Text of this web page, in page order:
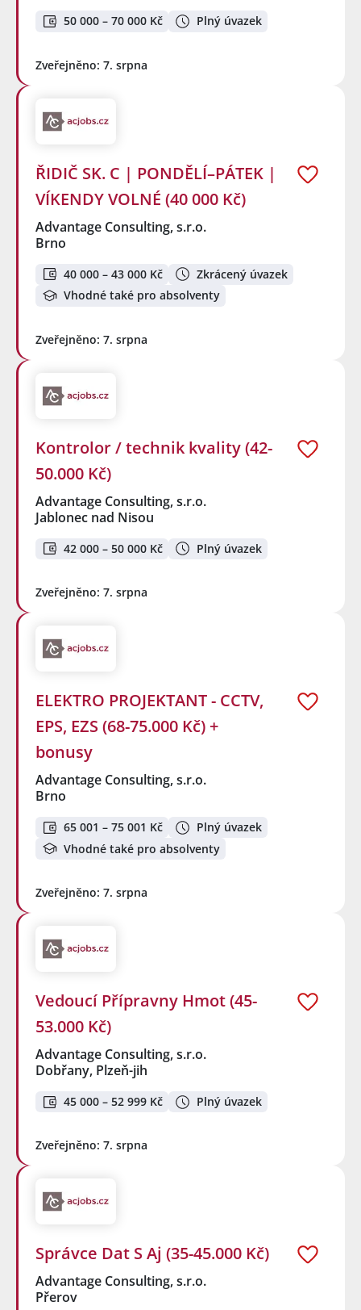
50 000 – 70 000 Kč Plný úvazek
Zveřejněno: 7. srpna
ŘIDIČ SK. C | PONDĚLÍ–PÁTEK |
VÍKENDY VOLNÉ (40 000 Kč)
Advantage Consulting, s.r.o.
Brno
40 000 – 43 000 Kč
Zkrácený úvazek
Vhodné také pro absolventy
Zveřejněno: 7. srpna
Kontrolor / technik kvality (42-
50.000 Kč)
Advantage Consulting, s.r.o.
Jablonec nad Nisou
42 000 – 50 000 Kč Plný úvazek
Zveřejněno: 7. srpna
ELEKTRO PROJEKTANT - CCTV,
EPS, EZS (68-75.000 Kč) +
bonusy
Advantage Consulting, s.r.o.
Brno
65 001 – 75 001 Kč
Plný úvazek
Vhodné také pro absolventy
Zveřejněno: 7. srpna
Vedoucí Přípravny Hmot (45-
53.000 Kč)
Advantage Consulting, s.r.o.
Dobřany, Plzeň-jih
45 000 – 52 999 Kč Plný úvazek
Zveřejněno: 7. srpna
Správce Dat S Aj (35-45.000 Kč)
Advantage Consulting, s.r.o.
Přerov